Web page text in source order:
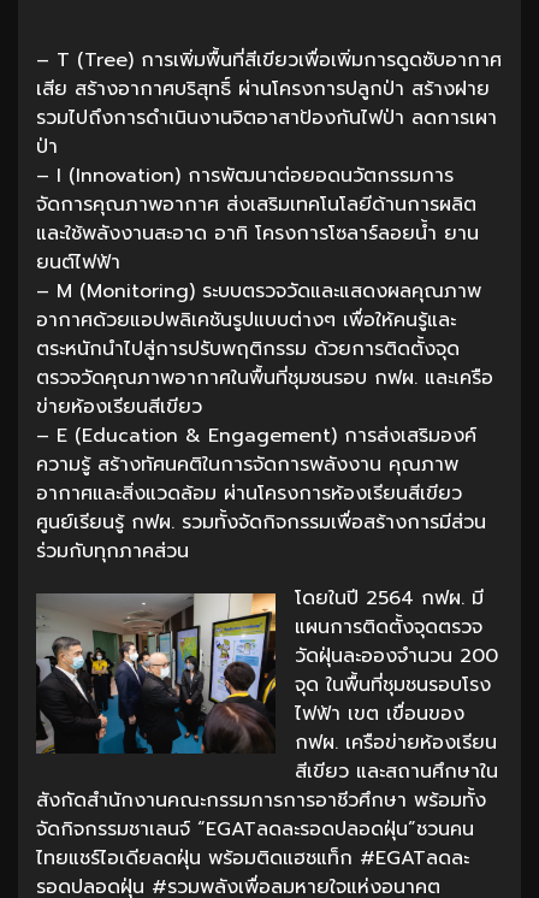
– T (Tree) การเพิ่มพื้นที่สีเขียวเพื่อเพิ่มการดูดซับอากาศ
เสีย สร้างอากาศบริสุทธิ์ ผ่านโครงการปลูกป่า สร้างฝาย
รวมไปถึงการดำเนินงานจิตอาสาป้องกันไฟป่า ลดการเผา
ป่า
– I (Innovation) การพัฒนาต่อยอดนวัตกรรมการ
จัดการคุณภาพอากาศ ส่งเสริมเทคโนโลยีด้านการผลิต
และใช้พลังงานสะอาด อาทิ โครงการโซลาร์ลอยน้ำ ยาน
ยนต์ไฟฟ้า
– M (Monitoring) ระบบตรวจวัดและแสดงผลคุณภาพ
อากาศด้วยแอปพลิเคชันรูปแบบต่างๆ เพื่อให้คนรู้และ
ตระหนักนำไปสู่การปรับพฤติกรรม ด้วยการติดตั้งจุด
ตรวจวัดคุณภาพอากาศในพื้นที่ชุมชนรอบ กฟผ. และเครือ
ข่ายห้องเรียนสีเขียว
– E (Education & Engagement) การส่งเสริมองค์
ความรู้ สร้างทัศนคติในการจัดการพลังงาน คุณภาพ
อากาศและสิ่งแวดล้อม ผ่านโครงการห้องเรียนสีเขียว
ศูนย์เรียนรู้ กฟผ. รวมทั้งจัดกิจกรรมเพื่อสร้างการมีส่วน
ร่วมกับทุกภาคส่วน
โดยในปี 2564 กฟผ. มี
แผนการติดตั้งจุดตรวจ
วัดฝุ่นละอองจำนวน 200
จุด ในพื้นที่ชุมชนรอบโรง
ไฟฟ้า เขต เขื่อนของ
กฟผ. เครือข่ายห้องเรียน
สีเขียว และสถานศึกษาใน
สังกัดสำนักงานคณะกรรมการการอาชีวศึกษา พร้อมทั้ง
จัดกิจกรรมชาเลนจ์ “EGATลดละรอดปลอดฝุ่น”ชวนคน
ไทยแชร์ไอเดียลดฝุ่น พร้อมติดแฮชแท็ก #EGATลดละ
รอดปลอดฝุ่น #รวมพลังเพื่อลมหายใจแห่งอนาคต